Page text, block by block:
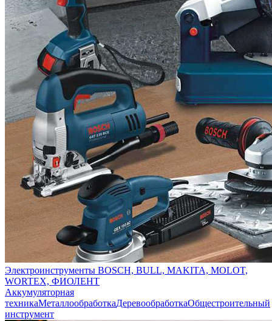
Электроинструменты BOSCH, BULL, MAKITA, MOLOT,
WORTEX, ФИОЛЕНТ
Аккумуляторная
техникаМеталлообработкаДеревообработкаОбщестроительный
инструмент